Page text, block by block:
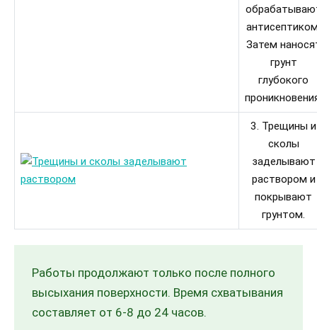
Затем
грунт
глубокого
3. Трещины и
сколы
заделывают
раствором и
покрывают
грунтом.
Работы продолжают только после полного
высыхания поверхности. Время схватывания
составляет от 6-8 до 24 часов.